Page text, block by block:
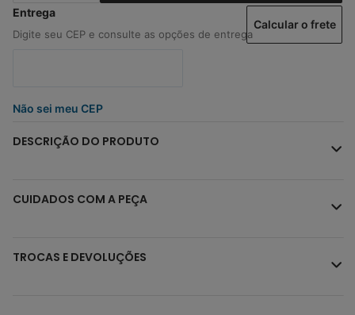
Não sei meu CEP
Calcular o frete
DESCRIÇÃO DO PRODUTO
CUIDADOS COM A PEÇA
TROCAS E DEVOLUÇÕES